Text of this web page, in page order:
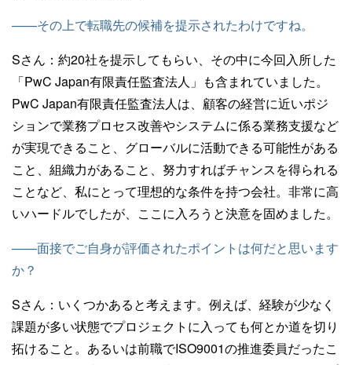
——その上で転職先の候補を提示されたわけですね。
Sさん： 約20社を提示してもらい、その中に今回入所した
「PwC Japan有限責任監査法人」も含まれていました。
PwC Japan有限責任監査法人は、顧客の経営に近いポジ
ションで業務プロセス改善やシステムに係る業務支援など
が実現できること、グローバルに活動できる可能性がある
こと、組織力があること、努力すればチャンスを得られる
ことなど、私にとって理想的な条件を持つ会社。非常に高
いハードルでしたが、ここに入ろうと決意を固めました。
——面接でご自身が評価されたポイントは何だと思います
か？
Sさん： いくつかあると考えます。例えば、経験が少なく
課題が多い状態でプロジェクトに入っても何とか道を切り
拓けること。あるいは前職でISO9001の推進委員だったこ